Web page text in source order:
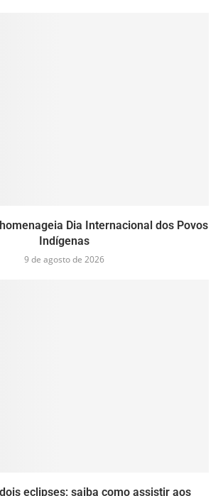
Dia Internacional dos Povos
Indígenas
9 de agosto de 2026
eclipses; saiba como assistir aos